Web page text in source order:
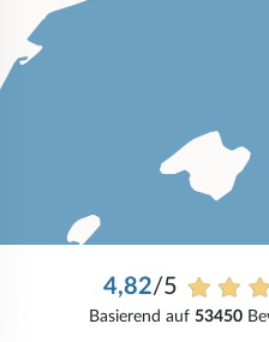
4,82/5
Basierend auf53450